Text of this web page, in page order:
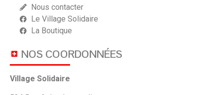
Nous contacter
Le Village Solidaire
La Boutique
NOS COORDONNÉES
Village Solidaire